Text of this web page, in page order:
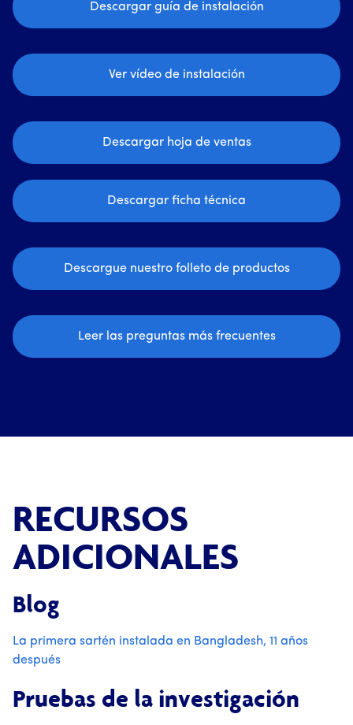
Descargar guía de instalación
Ver vídeo de instalación
Descargar hoja de ventas
Descargar ficha técnica
Descargue nuestro folleto de productos
Leer las preguntas más frecuentes
RECURSOS
ADICIONALES
Blog
La primera sartén instalada en Bangladesh, 11 años
después
Pruebas de la investigación